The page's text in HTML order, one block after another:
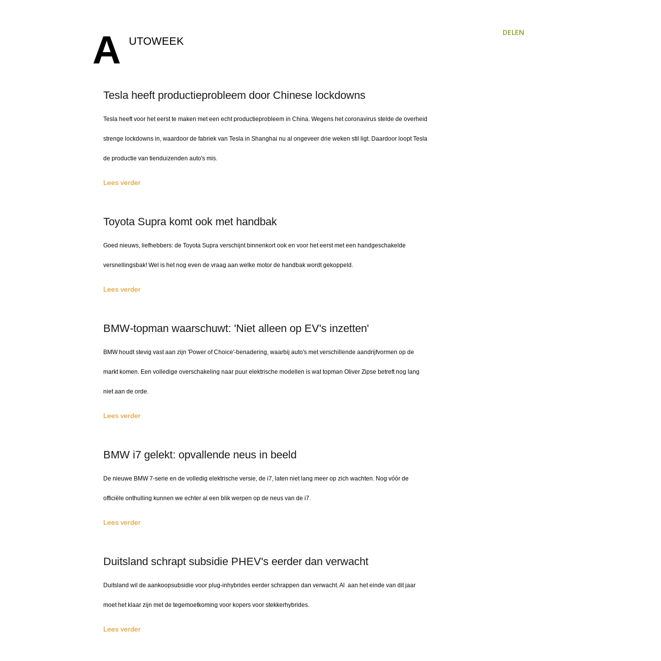
A UTOWEEK
Tesla heeft productieprobleem door Chinese lockdowns
Tesla heeft voor het eerst te maken met een echt productieprobleem in China. Wegens het coronavirus stelde de overheid
strenge lockdowns in, waardoor de fabriek van Tesla in Shanghai nu al ongeveer drie weken stil ligt. Daardoor loopt Tesla
de productie van tienduizenden auto's mis.
Lees verder
Toyota Supra komt ook met handbak
Goed nieuws, liefhebbers: de Toyota Supra verschijnt binnenkort ook en voor het eerst met een handgeschakelde
versnellingsbak! Wel is het nog even de vraag aan welke motor de handbak wordt gekoppeld.
Lees verder
BMW-topman waarschuwt: 'Niet alleen op EV's inzetten'
BMW houdt stevig vast aan zijn 'Power of Choice'-benadering, waarbij auto's met verschillende aandrijfvormen op de
markt komen. Een volledige overschakeling naar puur elektrische modellen is wat topman Oliver Zipse betreft nog lang
niet aan de orde.
Lees verder
BMW i7 gelekt: opvallende neus in beeld
De nieuwe BMW 7-serie en de volledig elektrische versie, de i7, laten niet lang meer op zich wachten. Nog vóór de
officiële onthulling kunnen we echter al een blik werpen op de neus van de i7.
Lees verder
Duitsland schrapt subsidie PHEV's eerder dan verwacht
Duitsland wil de aankoopsubsidie voor plug-inhybrides eerder schrappen dan verwacht. Al aan het einde van dit jaar
moet het klaar zijn met de tegemoetkoming voor kopers voor stekkerhybrides.
Lees verder
DELEN